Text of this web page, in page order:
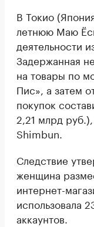
В Токио
летнюю Маю
деятельности
Задержанная
на товары по
Пис», а затем
покупок
2,21 млрд руб.),
Shimbun.
Следствие
женщина
интернет-
использовала
аккаунтов.